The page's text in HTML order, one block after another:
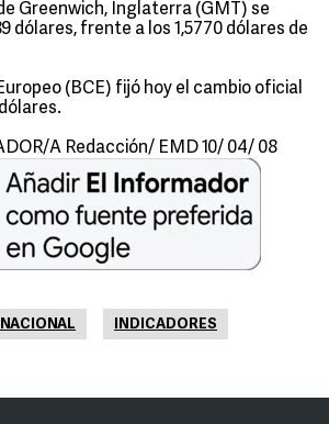
Greenwich, Inglaterra (GMT) se
dólares, frente a los 1,5770 dólares de
(BCE) fijó hoy el cambio oficial
A Redacción/ EMD 10/ 04/ 08
INDICADORES